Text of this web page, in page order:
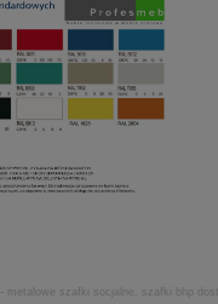
metalowe szafki socjalne, szafki bhp